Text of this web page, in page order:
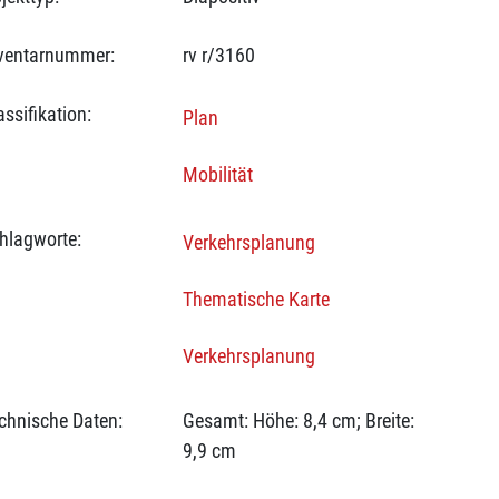
rv r/3160
Plan
Mobilität
Verkehrsplanung
Thematische Karte
Verkehrsplanung
Daten:
Gesamt: Höhe: 8,4 cm; Breite:
9,9 cm